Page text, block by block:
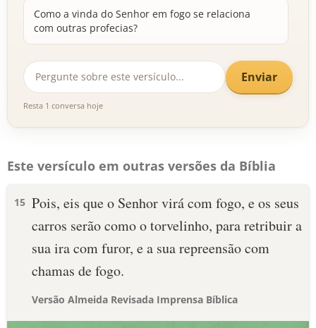
Como a vinda do Senhor em fogo se relaciona
com outras profecias?
Enviar
Resta 1 conversa hoje
Este versículo em outras versões da Bíblia
15 Pois, eis que o Senhor virá com fogo, e os seus
carros serão como o torvelinho, para retribuir a
sua ira com furor, e a sua repreensão com
chamas de fogo.
Versão Almeida Revisada Imprensa Bíblica